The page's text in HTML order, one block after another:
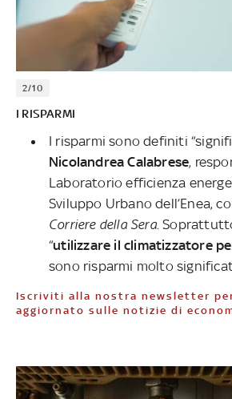
2/10
I RISPARMI
I risparmi sono definiti
Nicolandrea Calabrese,
Laboratorio efficienza
Sviluppo Urbano dell’Enea,
Corriere della Sera.
“utilizzare il climatizzatore
sono risparmi molto
Iscriviti alla nostra newsletter per restare sempre
aggiornato sulle notizie di